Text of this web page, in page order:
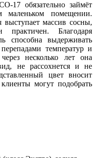
17 обязательно займёт
маленьком помещении.
выступает массив сосны,
Благодаря
способна выдерживать
температур и
несколько лет она
не рассохнется и не
цвет вносит
могут подобрать